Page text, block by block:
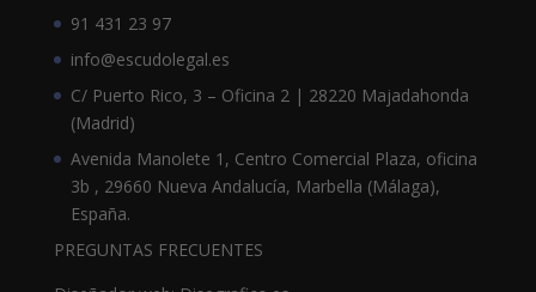
91 431 23 97
info@escudolegal.es
C/ Puerto Rico, 3 – Oficina 2 | 28220 Majadahonda
(Madrid)
Avenida Manolete 1, Centro Comercial Plaza, oficina
3b , 29660 Nueva Andalucía, Marbella (Málaga),
España.
PREGUNTAS FRECUENTES